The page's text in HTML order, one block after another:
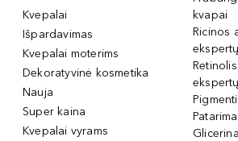
Kvepalai
Išpardavimas
Kvepalai moterims
Dekoratyvinė kosmetika
Nauja
Super kaina
Kvepalai vyrams
kvapai
Ricinos